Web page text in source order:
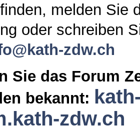
melden Sie
oder schreiben
zdw.ch
Sie das Forum
bekannt:
zdw.ch